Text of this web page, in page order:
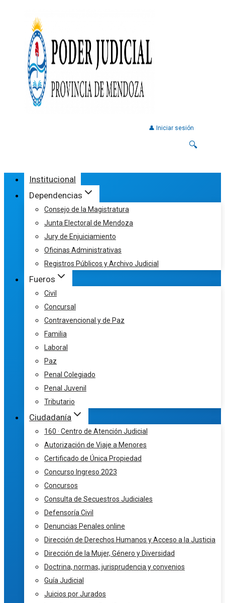
👤 Iniciar sesión
🔍
Institucional
Dependencias
Consejo de la Magistratura
Junta Electoral de Mendoza
Jury de Enjuiciamiento
Oficinas Administrativas
Registros Públicos y Archivo Judicial
Fueros
Civil
Concursal
Contravencional y de Paz
Familia
Laboral
Paz
Penal Colegiado
Penal Juvenil
Tributario
Ciudadanía
160 · Centro de Atención Judicial
Autorización de Viaje a Menores
Certificado de Única Propiedad
Concurso Ingreso 2023
Concursos
Consulta de Secuestros Judiciales
Defensoría Civil
Denuncias Penales online
Dirección de Derechos Humanos y Acceso a la Justicia
Dirección de la Mujer, Género y Diversidad
Doctrina, normas, jurisprudencia y convenios
Guía Judicial
Juicios por Jurados